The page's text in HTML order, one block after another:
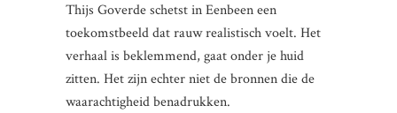
Thijs Goverde schetst in Eenbeen een
toekomstbeeld dat rauw realistisch voelt. Het
verhaal is beklemmend, gaat onder je huid
zitten. Het zijn echter niet de bronnen die de
waarachtigheid benadrukken.